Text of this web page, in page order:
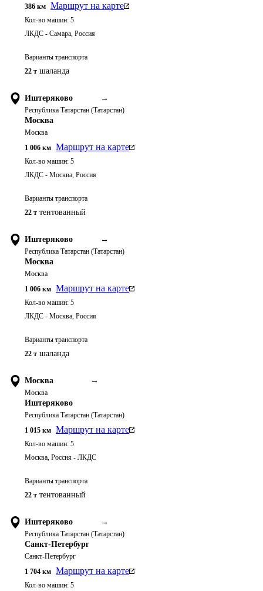
386 км Маршрут на карте
Кол-во машин: 5
ЛКДС - Самара, Россия
Варианты транспорта
22 т шаланда
Иштеряково →
Республика Татарстан (Татарстан)
Москва
Москва
1 006 км Маршрут на карте
Кол-во машин: 5
ЛКДС - Москва, Россия
Варианты транспорта
22 т тентованный
Иштеряково →
Республика Татарстан (Татарстан)
Москва
Москва
1 006 км Маршрут на карте
Кол-во машин: 5
ЛКДС - Москва, Россия
Варианты транспорта
22 т шаланда
Москва →
Москва
Иштеряково
Республика Татарстан (Татарстан)
1 015 км Маршрут на карте
Кол-во машин: 5
Москва, Россия - ЛКДС
Варианты транспорта
22 т тентованный
Иштеряково →
Республика Татарстан (Татарстан)
Санкт-Петербург
Санкт-Петербург
1 704 км Маршрут на карте
Кол-во машин: 5